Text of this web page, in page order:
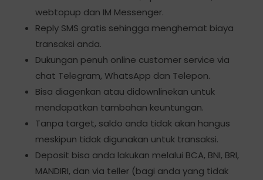
webtopup dan IM Messenger.
Reply SMS gratis sehingga menghemat biaya
transaksi anda.
Dukungan penuh online customer service via
chat Telegram, WhatsApp dan Telepon.
Bisa diagenkan atau didownlinekan untuk
mendapatkan tambahan keuntungan.
Tanpa target, saldo anda tidak akan hangus
meskipun tidak digunakan untuk transaksi.
Deposit bisa anda lakukan melalui BCA, BNI, BRI,
MANDIRI, dan via teller (bagi anda yang tidak